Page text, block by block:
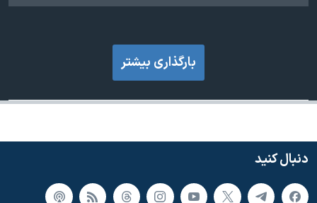
بارگذاری بیشتر
دنبال کنید